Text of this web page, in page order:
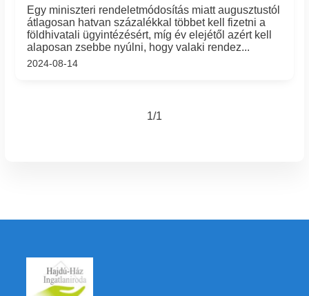
Egy miniszteri rendeletmódosítás miatt augusztustól
átlagosan hatvan százalékkal többet kell fizetni a
földhivatali ügyintézésért, míg év elejétől azért kell
alaposan zsebbe nyúlni, hogy valaki rendez...
2024-08-14
1/1